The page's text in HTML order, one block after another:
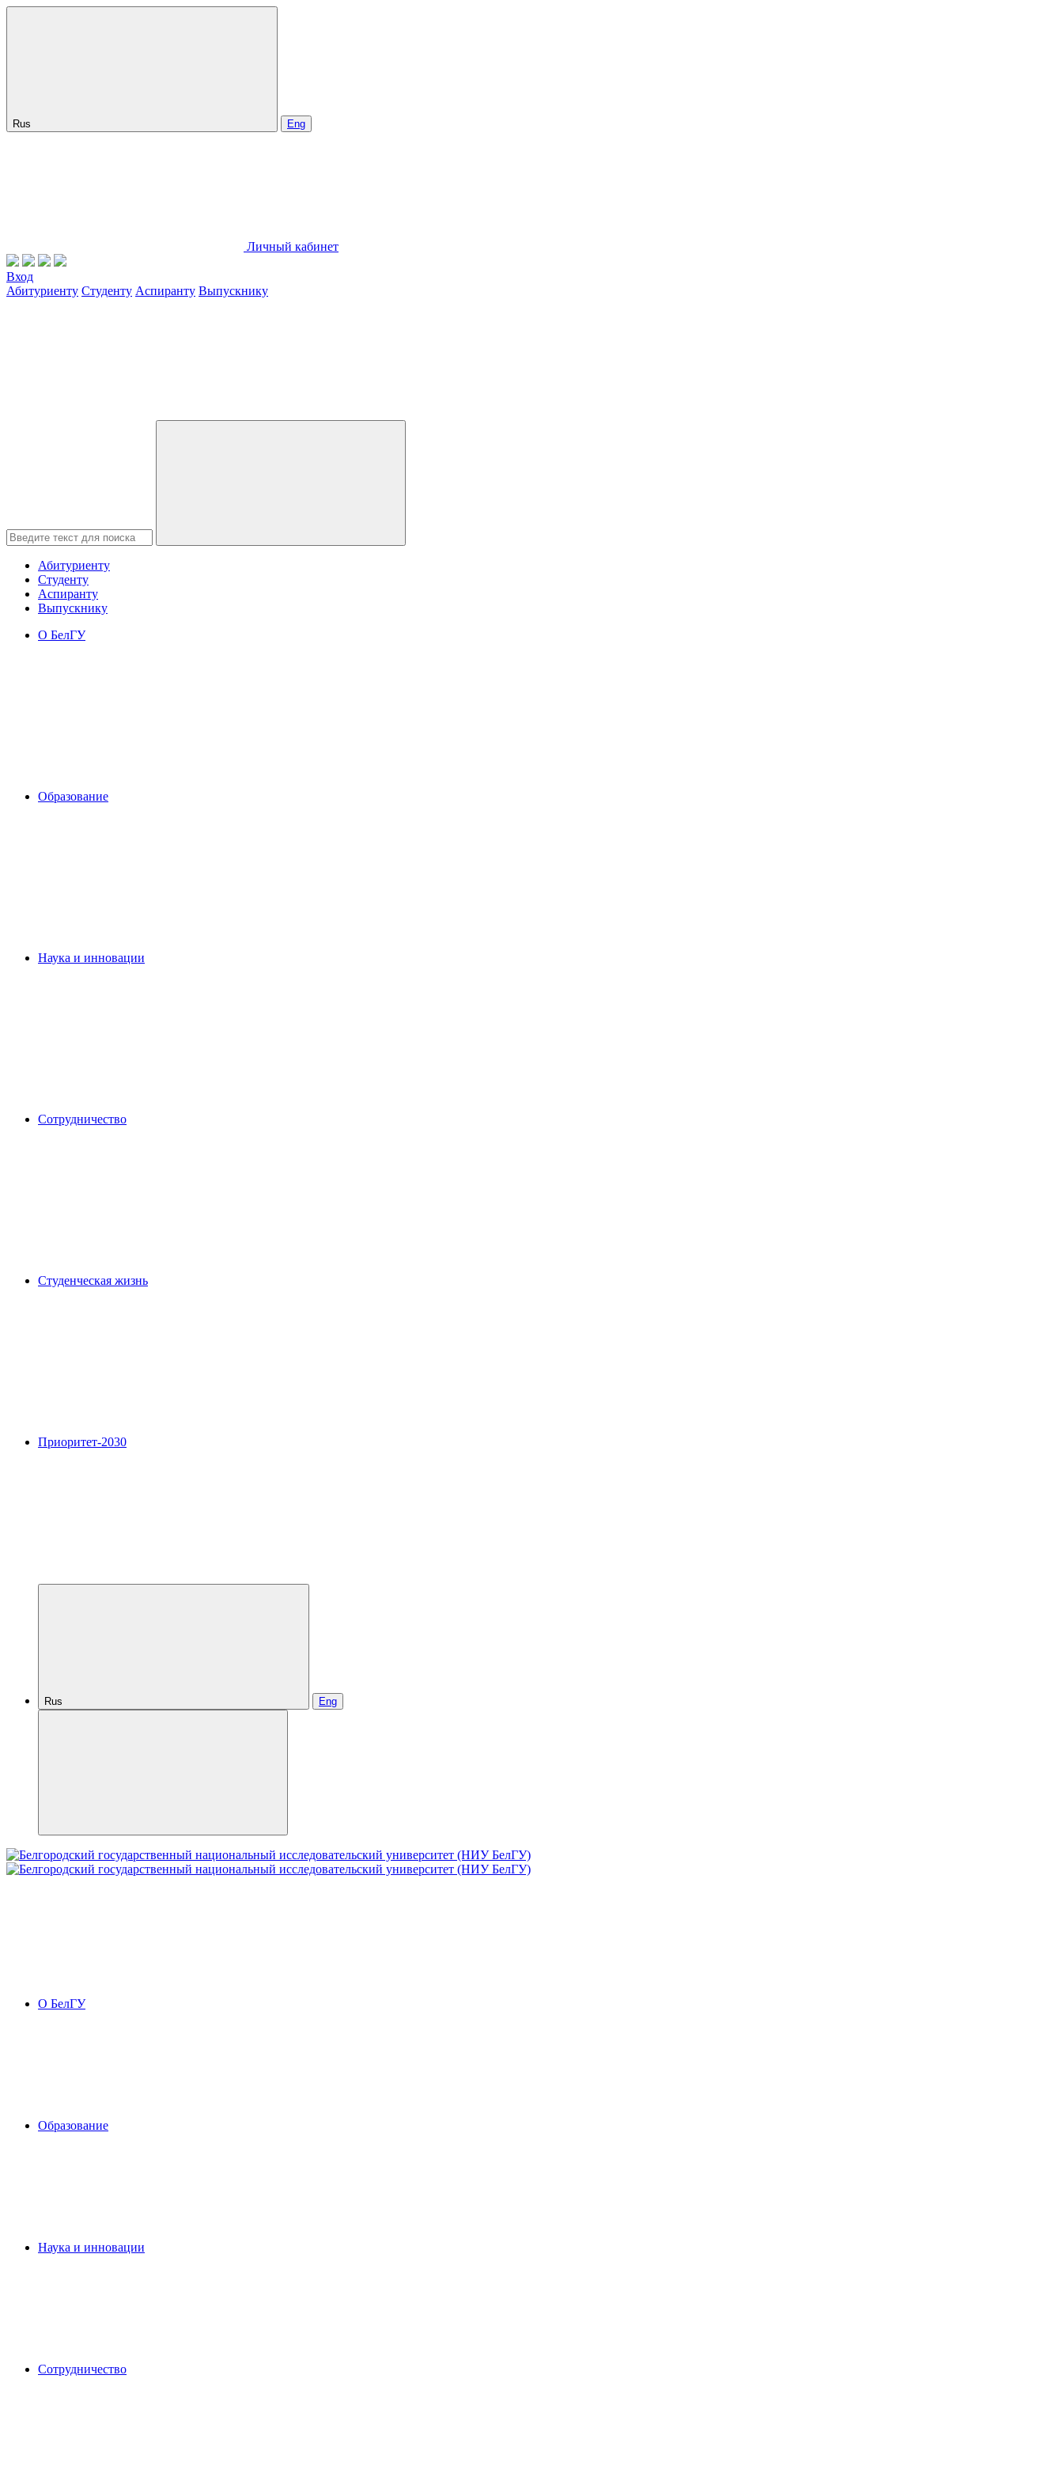
Rus Eng
Личный кабинет
Вход
Абитуриенту Студенту Аспиранту Выпускнику
Абитуриенту
Студенту
Аспиранту
Выпускнику
О БелГУ
Образование
Наука и инновации
Сотрудничество
Студенческая жизнь
Приоритет-2030
Rus Eng
О БелГУ
Образование
Наука и инновации
Сотрудничество